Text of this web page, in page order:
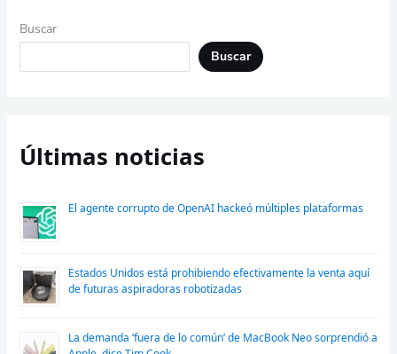
Buscar
Buscar
Últimas noticias
El agente corrupto de OpenAI hackeó múltiples plataformas
Estados Unidos está prohibiendo efectivamente la venta aquí
de futuras aspiradoras robotizadas
La demanda ‘fuera de lo común’ de MacBook Neo sorprendió a